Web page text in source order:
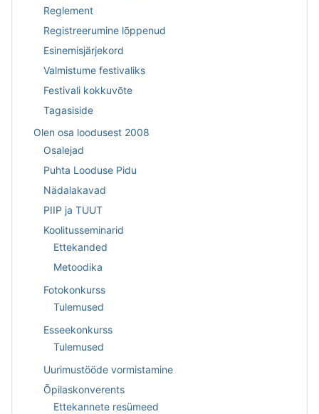
Reglement
Registreerumine lõppenud
Esinemisjärjekord
Valmistume festivaliks
Festivali kokkuvõte
Tagasiside
Olen osa loodusest 2008
Osalejad
Puhta Looduse Pidu
Nädalakavad
PIIP ja TUUT
Koolitusseminarid
Ettekanded
Metoodika
Fotokonkurss
Tulemused
Esseekonkurss
Tulemused
Uurimustööde vormistamine
Õpilaskonverents
Ettekannete resümeed